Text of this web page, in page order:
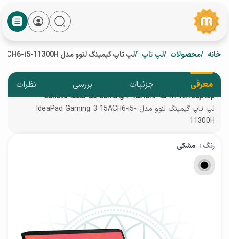
خانه محصولات لپ تاپ لپ تاپ گیمینگ لنوو مدل IdeaPad Gaming 3 15ACH6-i5-11300H
معرفی جزئیات بررسی نظرات
Lenovo IdeaPad Gaming 3 15ACH6-i5-11300H Laptop
لپ تاپ گیمینگ لنوو مدل IdeaPad Gaming 3 15ACH6-i5-
11300H
رنگ : مشکی